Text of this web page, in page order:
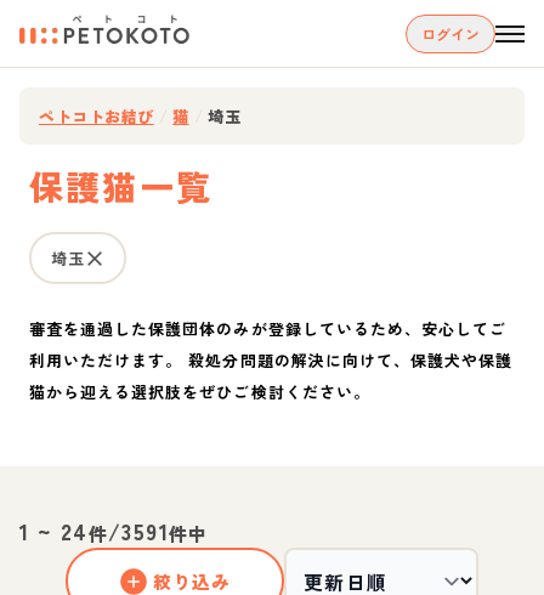
ログイン
ペトコトお結び 猫 埼玉
保護猫一覧
埼玉
審査を通過した保護団体のみが登録しているため、安心してご
利用いただけます。 殺処分問題の解決に向けて、保護犬や保護
猫から迎える選択肢をぜひご検討ください。
1 ~ 24件/3591件中
絞り込み